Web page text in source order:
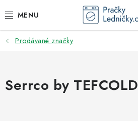
na
DODAVATEL
VOLNĚ STOJÍCÍ SPOTŘEBIČE
Prodávané značky
Serrco by TEFCOLD